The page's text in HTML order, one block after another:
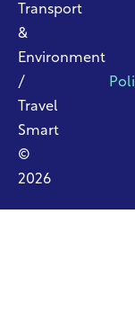
Transport
&
Environment
/
Travel
Smart
©
2026